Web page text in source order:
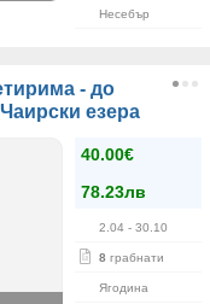
Несебър
- до
езера
40.00€
78.23лв
2.04 - 30.10
8 грабнати
Ягодина